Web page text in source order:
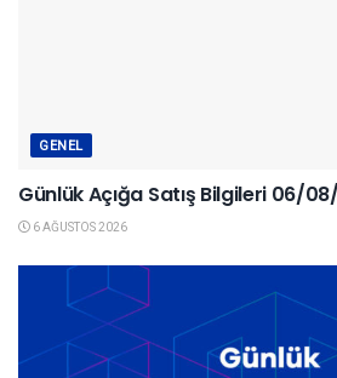
GENEL
Günlük Açığa Satış Bilgileri 06/
6 AĞUSTOS 2026